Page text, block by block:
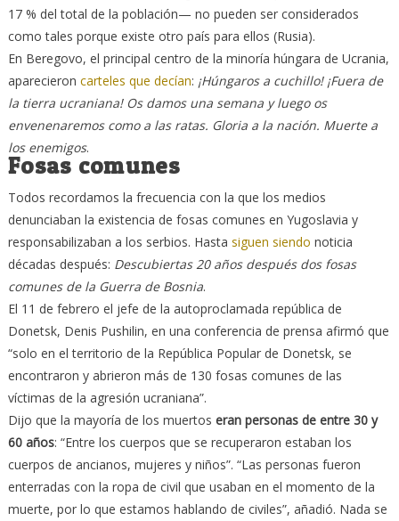
17 % del total de la población— no pueden ser considerados
como tales porque existe otro país para ellos (Rusia).
En Beregovo, el principal centro de la minoría húngara de Ucrania,
aparecieron carteles que decían: ¡Húngaros a cuchillo! ¡Fuera de
la tierra ucraniana! Os damos una semana y luego os
envenenaremos como a las ratas. Gloria a la nación. Muerte a
los enemigos.
Fosas comunes
Todos recordamos la frecuencia con la que los medios
denunciaban la existencia de fosas comunes en Yugoslavia y
responsabilizaban a los serbios. Hasta siguen siendo noticia
décadas después: Descubiertas 20 años después dos fosas
comunes de la Guerra de Bosnia.
El 11 de febrero el jefe de la autoproclamada república de
Donetsk, Denis Pushilin, en una conferencia de prensa afirmó que
“solo en el territorio de la República Popular de Donetsk, se
encontraron y abrieron más de 130 fosas comunes de las
víctimas de la agresión ucraniana”.
Dijo que la mayoría de los muertos eran personas de entre 30 y
60 años: “Entre los cuerpos que se recuperaron estaban los
cuerpos de ancianos, mujeres y niños”. “Las personas fueron
enterradas con la ropa de civil que usaban en el momento de la
muerte, por lo que estamos hablando de civiles”, añadió. Nada se